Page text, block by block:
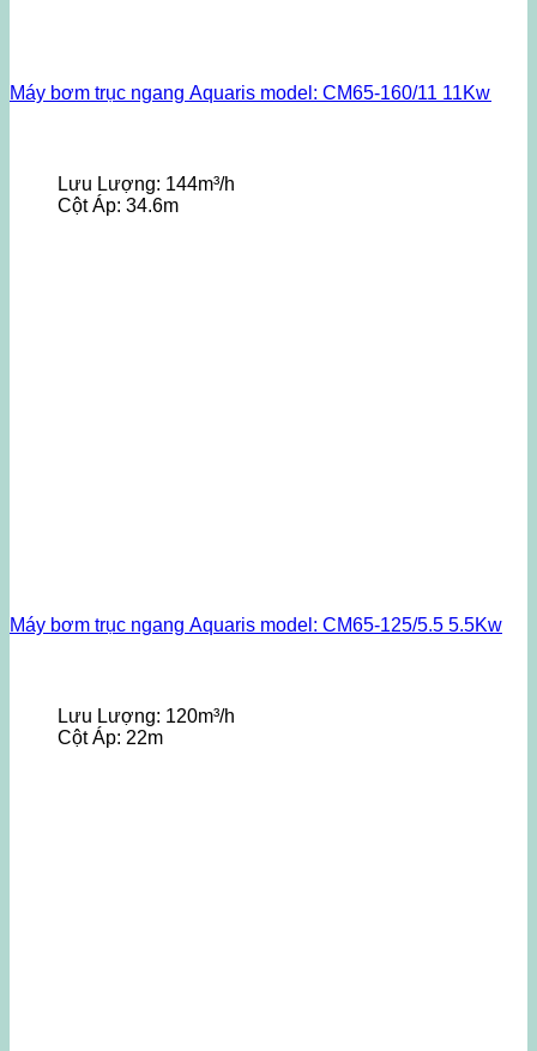
Máy bơm trục ngang Aquaris model: CM65-160/11 11Kw
Lưu Lượng: 144m³/h
Cột Áp: 34.6m
Máy bơm trục ngang Aquaris model: CM65-125/5.5 5.5Kw
Lưu Lượng: 120m³/h
Cột Áp: 22m